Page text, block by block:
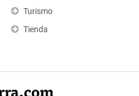
Turismo
Tienda